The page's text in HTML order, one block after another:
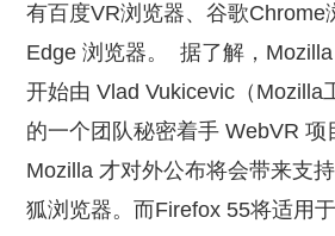
有百度VR浏览器、谷歌Chrome
Edge 浏览器。
据了解，
开始由 Vlad Vukicevic（Mozilla
的一个团队秘密着手 WebVR 项
Mozilla 才对外公布将会带来支
狐浏览器。而Firefox 55将适用